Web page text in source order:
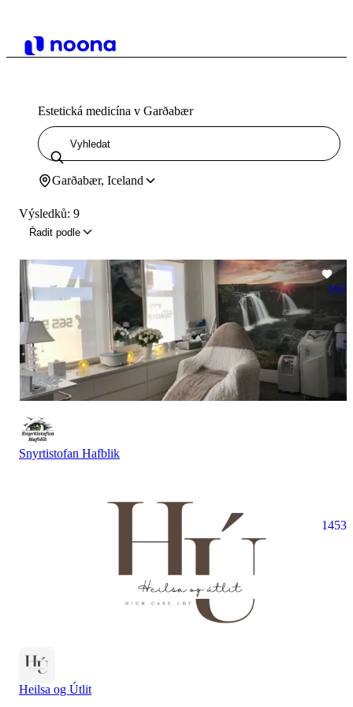
Estetická medicína v Garðabær
Garðabær, Iceland
Výsledků: 9
Řadit podle
191
Snyrtistofan Hafblik
1453
Heilsa og Útlit